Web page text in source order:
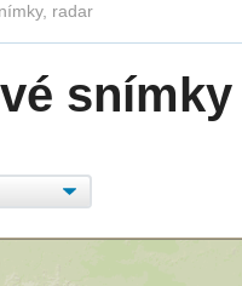
radar
snímky